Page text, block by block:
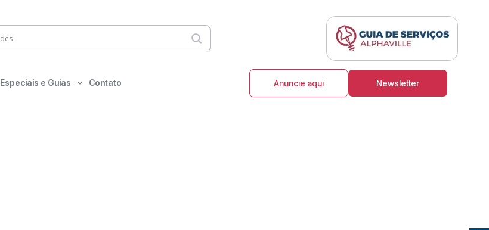
Especiais e Guias Contato Anuncie aqui Newsletter